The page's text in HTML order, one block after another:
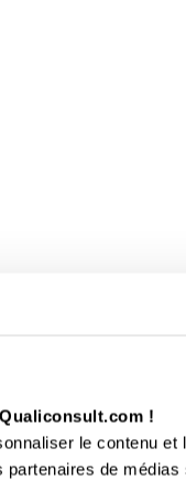
!
le contenu
de